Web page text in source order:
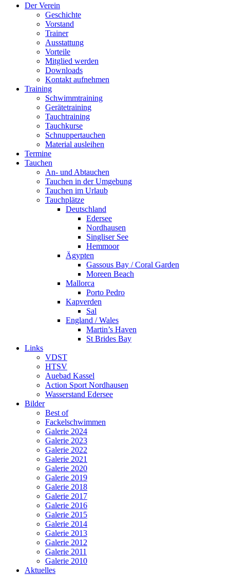
Der Verein
Geschichte
Vorstand
Trainer
Ausstattung
Vorteile
Mitglied werden
Downloads
Kontakt aufnehmen
Training
Schwimmtraining
Gerätetraining
Tauchtraining
Tauchkurse
Schnuppertauchen
Material ausleihen
Termine
Tauchen
An- und Abtauchen
Tauchen in der Umgebung
Tauchen im Urlaub
Tauchplätze
Deutschland
Edersee
Nordhausen
Singliser See
Hemmoor
Ägypten
Gassous Bay / Coral Garden
Moreen Beach
Mallorca
Porto Pedro
Kapverden
Sal
England / Wales
Martin’s Haven
St Brides Bay
Links
VDST
HTSV
Auebad Kassel
Action Sport Nordhausen
Wasserstand Edersee
Bilder
Best of
Fackelschwimmen
Galerie 2024
Galerie 2023
Galerie 2022
Galerie 2021
Galerie 2020
Galerie 2019
Galerie 2018
Galerie 2017
Galerie 2016
Galerie 2015
Galerie 2014
Galerie 2013
Galerie 2012
Galerie 2011
Galerie 2010
Aktuelles